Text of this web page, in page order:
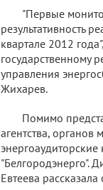
"Первые
результативность
квартале 2012
государственному
управления
Жихарев.
Помимо
агентства,
"Белгородэнерго".
Евтеева